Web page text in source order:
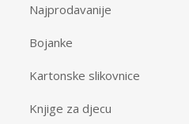
Najprodavanije
Bojanke
Kartonske slikovnice
Knjige za djecu